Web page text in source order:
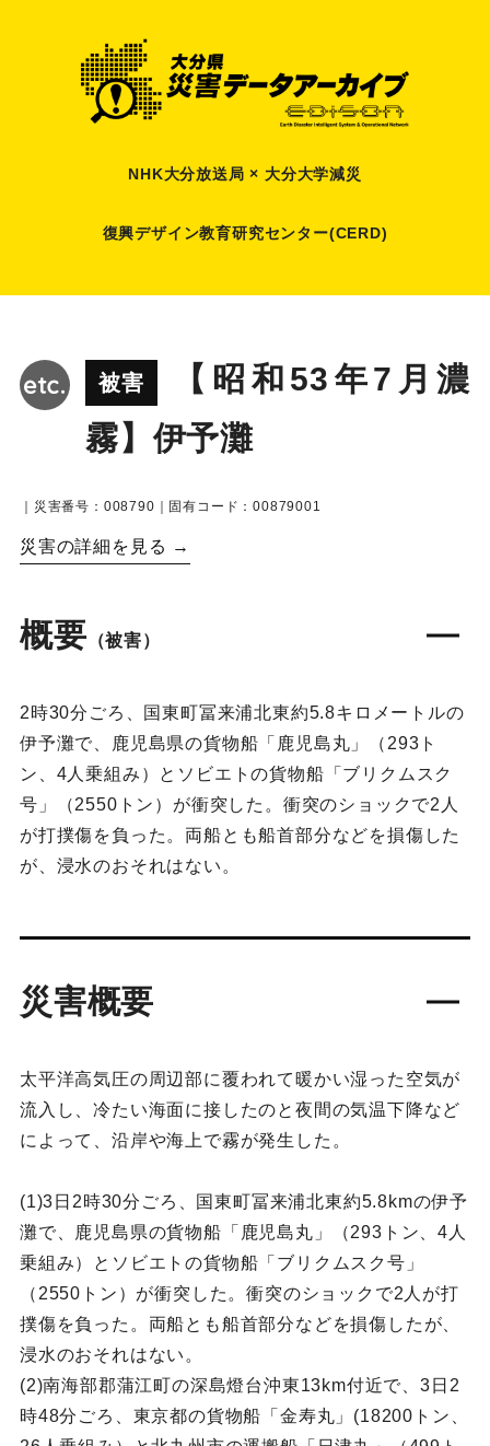
NHK大分放送局 × 大分大学減災
復興デザイン教育研究センター(CERD)
被害
【昭和53年7月濃
霧】伊予灘
｜災害番号：008790｜固有コード：00879001
災害の詳細を見る →
概要 （被害）
2時30分ごろ、国東町冨来浦北東約5.8キロメートルの
伊予灘で、鹿児島県の貨物船「鹿児島丸」（293ト
ン、4人乗組み）とソビエトの貨物船「ブリクムスク
号」（2550トン）が衝突した。衝突のショックで2人
が打撲傷を負った。両船とも船首部分などを損傷した
が、浸水のおそれはない。
災害概要
太平洋高気圧の周辺部に覆われて暖かい湿った空気が
流入し、冷たい海面に接したのと夜間の気温下降など
によって、沿岸や海上で霧が発生した。
(1)3日2時30分ごろ、国東町冨来浦北東約5.8kmの伊予
灘で、鹿児島県の貨物船「鹿児島丸」（293トン、4人
乗組み）とソビエトの貨物船「ブリクムスク号」
（2550トン）が衝突した。衝突のショックで2人が打
撲傷を負った。両船とも船首部分などを損傷したが、
浸水のおそれはない。
(2)南海部郡蒲江町の深島燈台沖東13km付近で、3日2
時48分ごろ、東京都の貨物船「金寿丸」(18200トン、